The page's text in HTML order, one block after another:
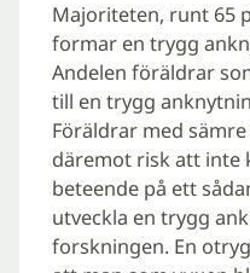
Majoriteten, runt 65
formar en trygg
Andelen föräldrar
till en trygg
Föräldrar med
däremot risk att inte
beteende på ett
utveckla en trygg
forskningen. En